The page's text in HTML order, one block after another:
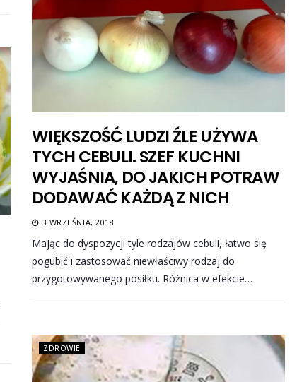
WIĘKSZOŚĆ LUDZI ŹLE UŻYWA
TYCH CEBULI. SZEF KUCHNI
WYJAŚNIA, DO JAKICH POTRAW
DODAWAĆ KAŻDĄ Z NICH
3 WRZEŚNIA, 2018
Mając do dyspozycji tyle rodzajów cebuli, łatwo się
pogubić i zastosować niewłaściwy rodzaj do
przygotowywanego posiłku. Różnica w efekcie…
ZDROWIE